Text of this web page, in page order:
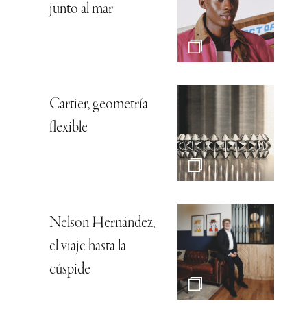
junto al mar
Cartier, geometría
flexible
Nelson Hernández,
el viaje hasta la
cúspide